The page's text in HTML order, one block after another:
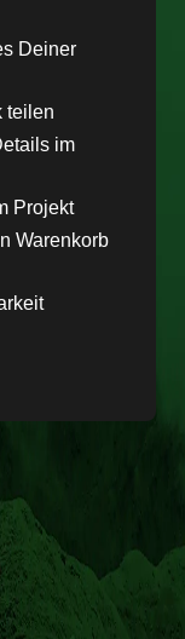
Deiner
teilen
im
Projekt
Warenkorb